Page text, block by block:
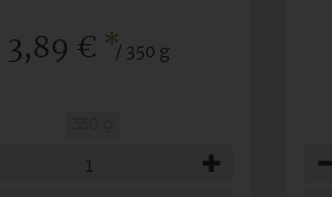
3,89 € */ 350 g